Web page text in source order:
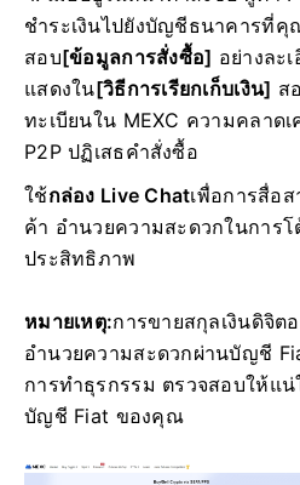
ชำระเงินไปยังบัญชีธนาคารที่
สอบ[ข้อมูลการสั่งซื้อ] อย่างละ
แสดงใน[วิธีการเรียกเก็บเงิน] ส
ทะเบียนใน MEXC ความคลาด
P2P ปฏิเสธคำสั่งซื้อ
ใช้กล่อง Live Chatเพื่อการสื่อ
ค้า อำนวยความสะดวกในการโ
ประสิทธิภาพ
หมายเหตุ:การขายสกุลเงินดิจิต
อำนวยความสะดวกผ่านบัญชี
การทำธุรกรรม ตรวจสอบให้แ
บัญชี Fiat ของคุณ